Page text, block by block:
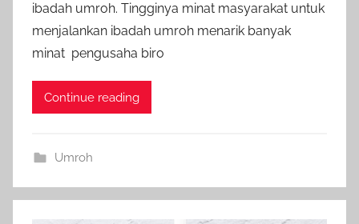
ibadah umroh. Tingginya minat masyarakat untuk
menjalankan ibadah umroh menarik banyak
minat pengusaha biro
Continue reading
Umroh